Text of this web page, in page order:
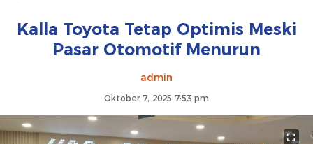
Kalla Toyota Tetap Optimis Meski
Pasar Otomotif Menurun
admin
Oktober 7, 2025 7:53 pm